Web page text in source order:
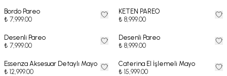
Bordo Pareo
₺ 7,999.00
KETEN PAREO
₺ 8,999.00
Desenli Pareo
₺ 7,999.00
Desenli Pareo
₺ 8,999.00
Essenza Aksesuar Detaylı Mayo
₺ 12,999.00
Caterina El İşlemeli Mayo
₺ 15,999.00